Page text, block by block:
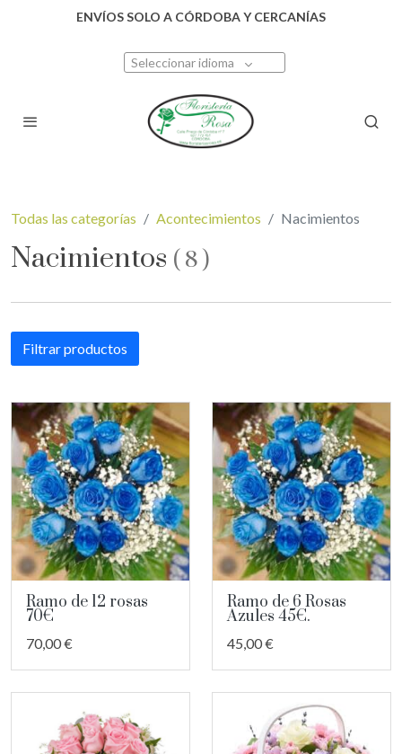
ENVÍOS SOLO A CÓRDOBA Y CERCANÍAS
Seleccionar idioma
Todas las categorías Acontecimientos Nacimientos
Nacimientos ( 8 )
Filtrar productos
Ramo de 12 rosas
70€
70,00 €
Ramo de 6 Rosas
Azules 45€.
45,00 €